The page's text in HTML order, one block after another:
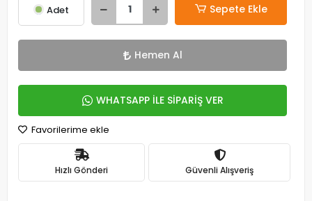
Adet Sepete Ekle
Hemen Al
WHATSAPP İLE SİPARİŞ VER
Favorilerime ekle
Hızlı Gönderi Güvenli Alışveriş